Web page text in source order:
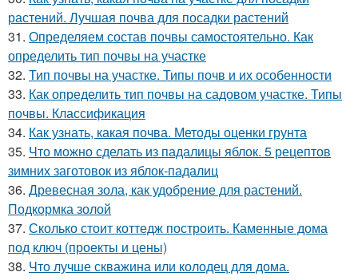
растений. Лучшая почва для посадки растений
31. Определяем состав почвы самостоятельно. Как
определить тип почвы на участке
32. Тип почвы на участке. Типы почв и их особенности
33. Как определить тип почвы на садовом участке. Типы
почвы. Классификация
34. Как узнать, какая почва. Методы оценки грунта
35. Что можно сделать из падалицы яблок. 5 рецептов
зимних заготовок из яблок-падалиц
36. Древесная зола, как удобрение для растений.
Подкормка золой
37. Сколько стоит коттедж построить. Каменные дома
под ключ (проекты и цены)
38. Что лучше скважина или колодец для дома.